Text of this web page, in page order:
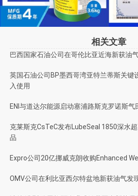
相关文章
巴西国家石油公司在哥伦比亚近海新获油
英国石油公司BP墨西哥湾亚特兰蒂斯关键
入使用
ENI与道达尔能源启动塞浦路斯克罗诺斯气
克莱斯克CsTeC发布LubeSeal 1850深水
品
Expro公司20亿挪威克朗收购Enhanced
OMV公司在利比亚西尔特盆地新获油气发